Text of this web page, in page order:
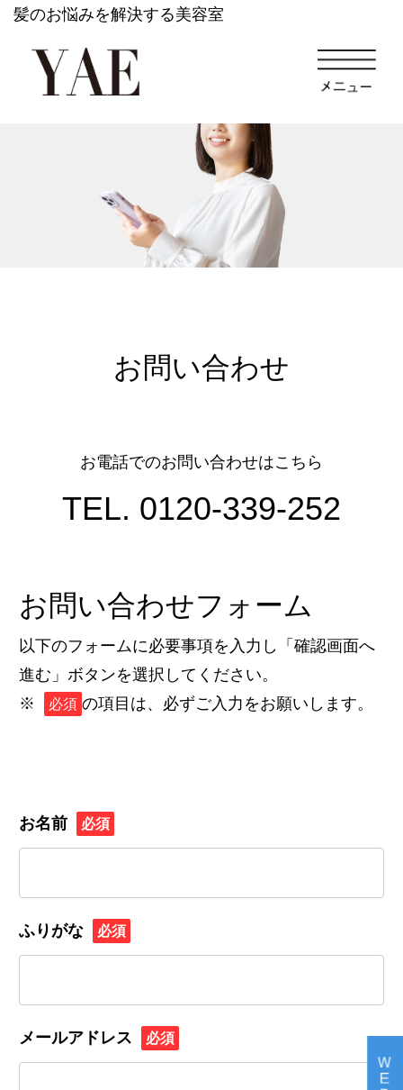
髪のお悩みを解決する美容室
お問い合わせ
お電話でのお問い合わせはこちら
TEL. 0120-339-252
お問い合わせフォーム
以下のフォームに必要事項を入力し「確認画面へ
進む」ボタンを選択してください。
※
必須 の項目は、必ずご入力をお願いします。
お名前 必須
ふりがな 必須
メールアドレス 必須